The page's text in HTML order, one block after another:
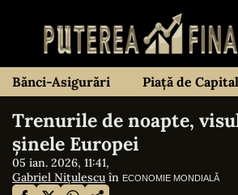
Bănci-Asigurări Piață de Capital
Trenurile de noapte,
șinele Europei
05 ian. 2026, 11:41,
Gabriel Nițulescu în ECONOMIE MONDIALĂ